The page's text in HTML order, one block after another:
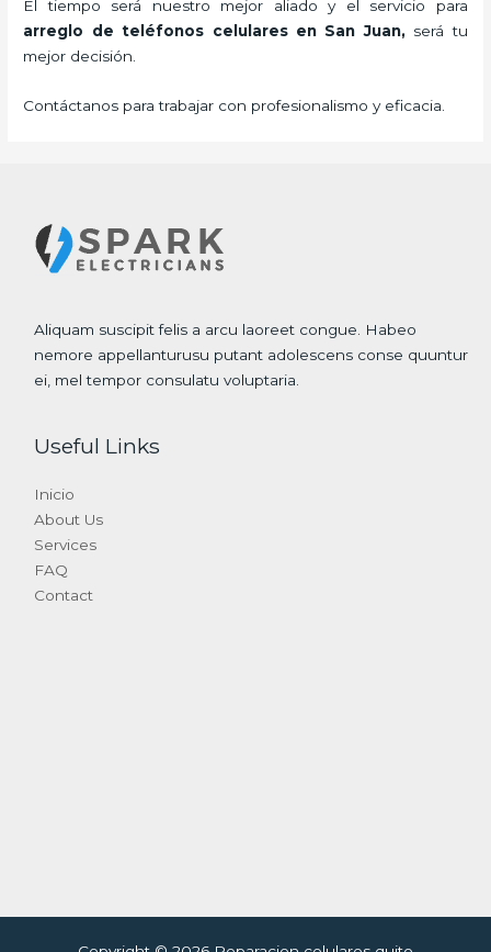
El tiempo será nuestro mejor aliado y el servicio para
arreglo de teléfonos celularesen San Juan, será tu
mejor decisión.
Contáctanos para trabajar con profesionalismo y eficacia.
Aliquam suscipit felis a arcu laoreet congue. Habeo
nemore appellanturusu putant adolescens conse quuntur
ei, mel tempor consulatu voluptaria.
Useful Links
Inicio
About Us
Services
FAQ
Contact